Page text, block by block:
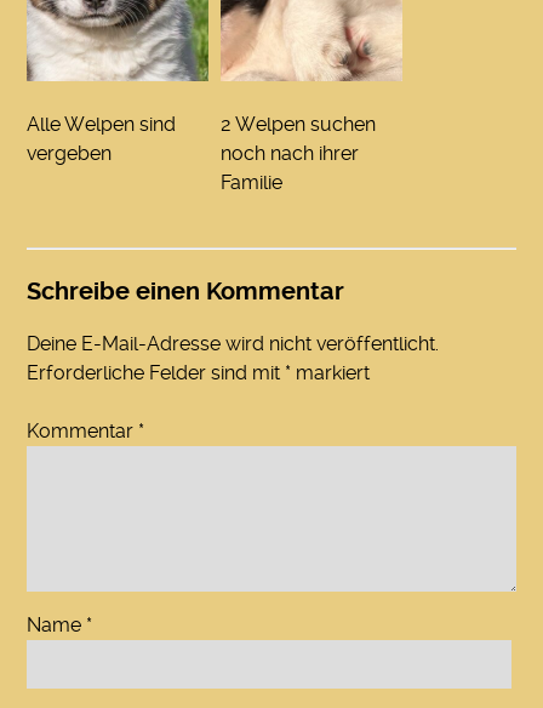
Alle Welpen sind
vergeben
2 Welpen suchen
noch nach ihrer
Familie
Schreibe einen Kommentar
Deine E-Mail-Adresse wird nicht veröffentlicht.
Erforderliche Felder sind mit * markiert
Kommentar *
Name *